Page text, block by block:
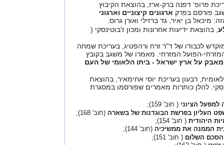
פרופ' דפנה ברק-ארז, בהוצאת הקיבוץ
פורסם בפרק ארגונים קיצוניים וארגוני
מיכאל בן יאיר, גד ברזילי ואורן גרוס.
, בהוצאת ידיעות אחרונות ומכון ז'בוטינסקי (
לכבודו של ד"ר זרח ורהפטיג, בעריכת שמחה
הפועל המזרחי. מאמרו של משגב בקובץ
על ארץ ישראל - ביתו הלאומי של העם
רבעון בעריכת יוסי אחימאיר, בהוצאת
להלן כותרות מאמרים שפורסמו במסגרת
למפעל הציוני ( חוב' 159);
העליון בפרשת הבוגדנות של בשארה (חוב' 168);
היהודית( חוב' 154);
הממנה את ממשיכיה (חוב' 144);
השלום ( חוב' 151);